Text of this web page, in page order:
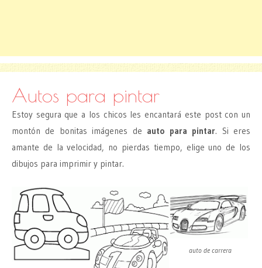
Autos para pintar
Estoy segura que a los chicos les encantará este post con un
montón de bonitas imágenes de auto para pintar. Si eres
amante de la velocidad, no pierdas tiempo, elige uno de los
dibujos para imprimir y pintar.
auto de carrera